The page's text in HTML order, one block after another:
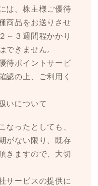
は、株主様ご優待
商品をお送りさせ
～３週間程かかり
できません。
待ポイントサービ
認の上、ご利用く
いについて
なったとしても、
がない限り、既存
きますので、大切
サービスの提供に